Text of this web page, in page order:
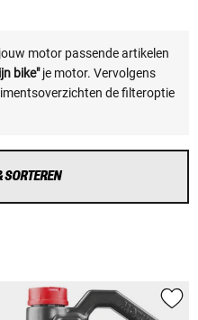
motor passende artikelen
bike"je motor. Vervolgens
de filteroptie
SORTEREN